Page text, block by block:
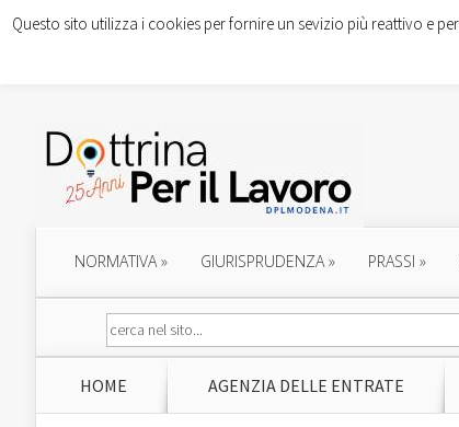
NORMATIVA» GIURISPRUDENZA» PRASSI »
HOME AGENZIA DELLE ENTRATE
Questo sito utilizza i cookies per fornire un sevizio più reattivo e